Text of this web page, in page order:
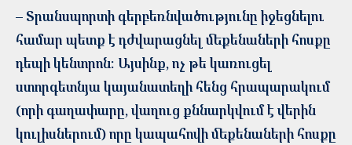
– Տրանսպորտի գերբեռնվածությունը իջեցնելու
համար պետք է դժվարացնել մեքենաների հոսքը
դեպի կենտրոն: Այսինք, ոչ թե կառուցել
ստորգետնյա կայանատեղի հենց հրապարակում
(որի գաղափարը, վաղուց քննարկվում է վերին
կուլիսներում) որը կապահովի մեքենաների հոսքը